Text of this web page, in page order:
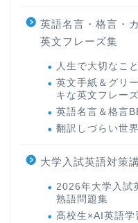
英語名言・格言・
英文フレーズ集
人生で大切なこ
英文手紙＆グリ
キな英文フレー
英語名言＆格言
翻訳しづらい世
大学入試英語対策
2026年大学入試
熟語問題集
高校生×AI英語学